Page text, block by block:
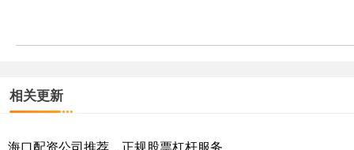
相关更新